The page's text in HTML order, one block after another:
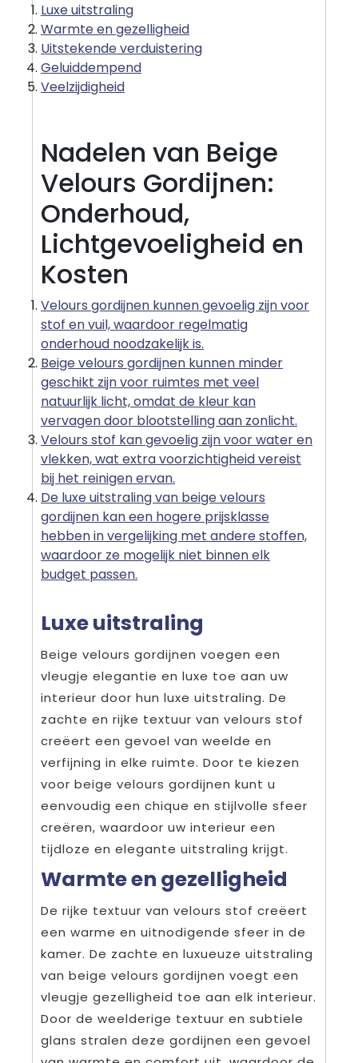
Luxe uitstraling
Warmte en gezelligheid
Uitstekende verduistering
Geluiddempend
Veelzijdigheid
Nadelen van Beige
Velours Gordijnen:
Onderhoud,
Lichtgevoeligheid en
Kosten
Velours gordijnen kunnen gevoelig zijn voor
stof en vuil, waardoor regelmatig
onderhoud noodzakelijk is.
Beige velours gordijnen kunnen minder
geschikt zijn voor ruimtes met veel
natuurlijk licht, omdat de kleur kan
vervagen door blootstelling aan zonlicht.
Velours stof kan gevoelig zijn voor water en
vlekken, wat extra voorzichtigheid vereist
bij het reinigen ervan.
De luxe uitstraling van beige velours
gordijnen kan een hogere prijsklasse
hebben in vergelijking met andere stoffen,
waardoor ze mogelijk niet binnen elk
budget passen.
Luxe uitstraling
Beige velours gordijnen voegen een
vleugje elegantie en luxe toe aan uw
interieur door hun luxe uitstraling. De
zachte en rijke textuur van velours stof
creëert een gevoel van weelde en
verfijning in elke ruimte. Door te kiezen
voor beige velours gordijnen kunt u
eenvoudig een chique en stijlvolle sfeer
creëren, waardoor uw interieur een
tijdloze en elegante uitstraling krijgt.
Warmte en gezelligheid
De rijke textuur van velours stof creëert
een warme en uitnodigende sfeer in de
kamer. De zachte en luxueuze uitstraling
van beige velours gordijnen voegt een
vleugje gezelligheid toe aan elk interieur.
Door de weelderige textuur en subtiele
glans stralen deze gordijnen een gevoel